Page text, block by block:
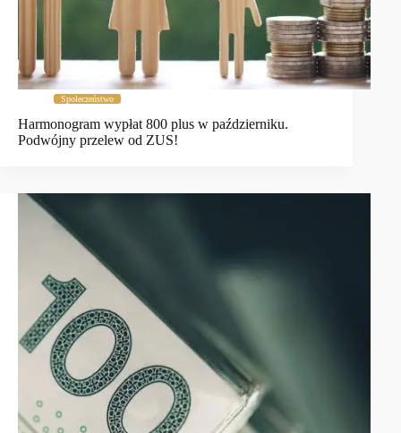
Społeczeństwo
Harmonogram wypłat 800 plus w październiku.
Podwójny przelew od ZUS!